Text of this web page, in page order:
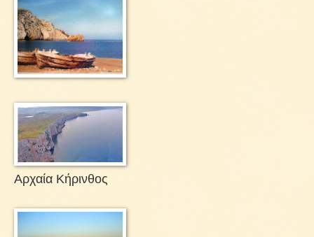
Αρχαία Κήρινθος